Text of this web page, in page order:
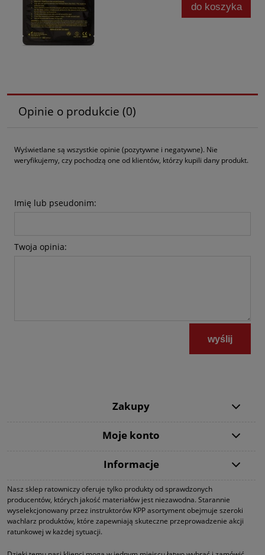
do koszyka
Opinie o produkcie (0)
Wyświetlane są wszystkie opinie (pozytywne i negatywne). Nie
weryfikujemy, czy pochodzą one od klientów, którzy kupili dany produkt.
Imię lub pseudonim:
Twoja opinia:
wyślij
Zakupy
Moje konto
Informacje
Nasz sklep ratowniczy oferuje tylko produkty od sprawdzonych
producentów, których jakość materiałów jest niezawodna. Starannie
wyselekcjonowany przez instruktorów KPP asortyment obejmuje szeroki
wachlarz produktów, które zapewniają skuteczne przeprowadzenie akcji
ratunkowej w każdej sytuacji.